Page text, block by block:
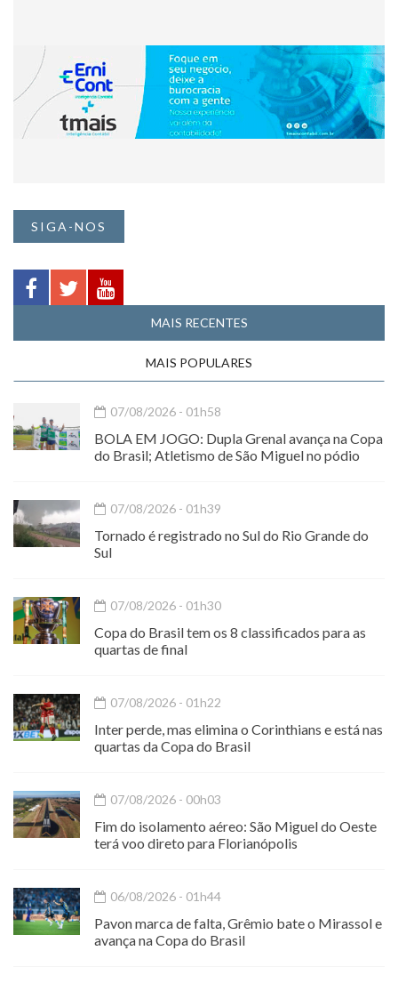
SIGA-NOS
MAIS RECENTES
MAIS POPULARES
07/08/2026 - 01h58
BOLA EM JOGO: Dupla Grenal avança na Copa
do Brasil; Atletismo de São Miguel no pódio
07/08/2026 - 01h39
Tornado é registrado no Sul do Rio Grande do
Sul
07/08/2026 - 01h30
Copa do Brasil tem os 8 classificados para as
quartas de final
07/08/2026 - 01h22
Inter perde, mas elimina o Corinthians e está nas
quartas da Copa do Brasil
07/08/2026 - 00h03
Fim do isolamento aéreo: São Miguel do Oeste
terá voo direto para Florianópolis
06/08/2026 - 01h44
Pavon marca de falta, Grêmio bate o Mirassol e
avança na Copa do Brasil